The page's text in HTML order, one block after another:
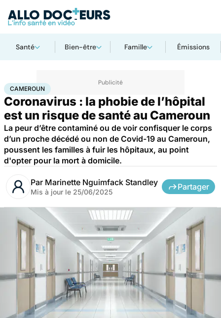
Santé Bien-être Famille Émissions
AccueilSanté Maladies Maladies infectieuses
CAMEROUN
Coronavirus : la phobie de l’hôpital
est un risque de santé au Cameroun
La peur d’être contaminé ou de voir confisquer le corps
d’un proche décédé ou non de Covid-19 au Cameroun,
poussent les familles à fuir les hôpitaux, au point
d'opter pour la mort à domicile.
Par Marinette Nguimfack Standley
Mis à jour le 25/06/2025
Partager